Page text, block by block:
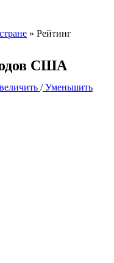
» Рейтинг
США
/Уменьшить